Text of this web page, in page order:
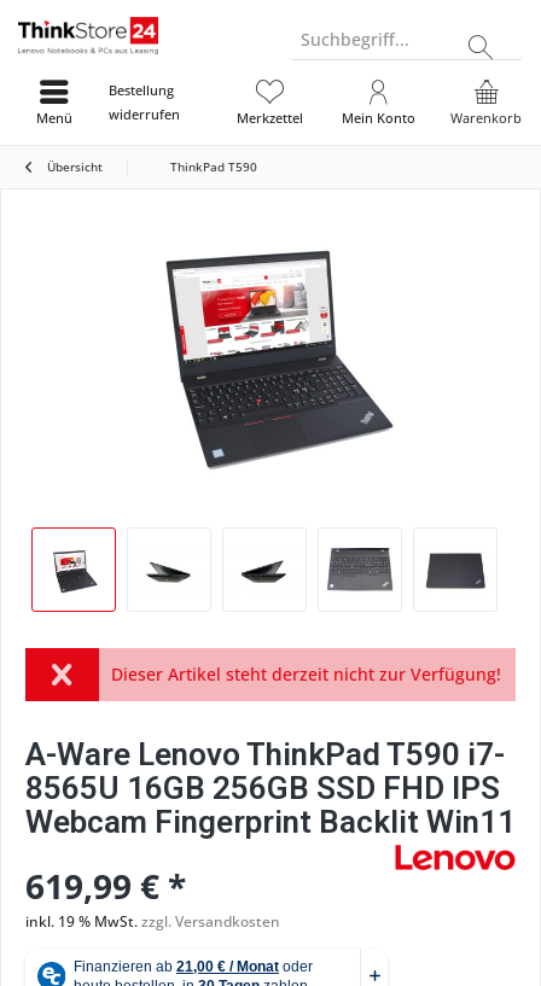
Suchbegriff...
Bestellung
widerrufen
Warenkorb
Merkzettel Mein Konto
Menü
Übersicht ThinkPad T590
Dieser Artikel steht derzeit nicht zur Verfügung!
A-Ware Lenovo ThinkPad T590 i7-
8565U 16GB 256GB SSD FHD IPS
Webcam Fingerprint Backlit Win11
619,99 € *
inkl. 19 % MwSt.zzgl. Versandkosten